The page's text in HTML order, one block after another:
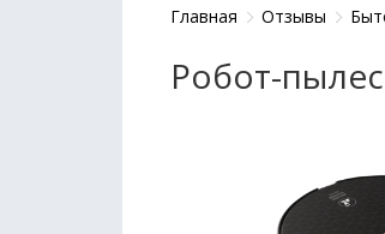
Главная Отзывы
Робот-